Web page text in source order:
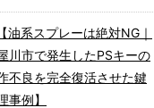
【油系スプレーは絶対NG｜
川市で発生したPSキーの
不良を完全復活させた鍵
事例】